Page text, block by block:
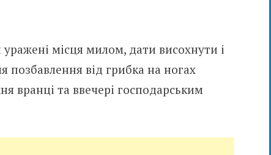
місця милом, дати висохнути і
позбавлення від грибка на ногах
вранці та ввечері господарським